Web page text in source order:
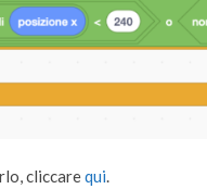
cliccarequi.